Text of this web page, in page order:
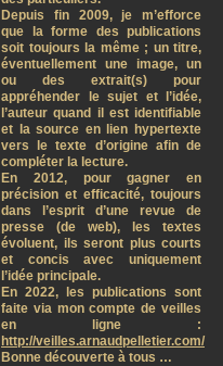
Depuis fin 2009, je m’efforce
que la forme des publications
soit toujours la même ; un titre,
éventuellement une image, un
ou des extrait(s) pour
appréhender le sujet et l’idée,
l’auteur quand il est identifiable
et la source en lien hypertexte
vers le texte d’origine afin de
compléter la lecture.
En 2012, pour gagner en
précision et efficacité, toujours
dans l’esprit d’une revue de
presse (de web), les textes
évoluent, ils seront plus courts
et concis avec uniquement
l’idée principale.
En 2022, les publications sont
faite via mon compte de veilles
en ligne :
http://veilles.arnaudpelletier.com/
Bonne découverte à tous …